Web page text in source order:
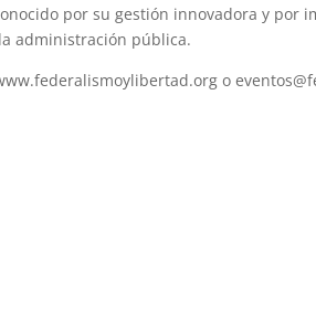
por su gestión innovadora y
administración pública.
o